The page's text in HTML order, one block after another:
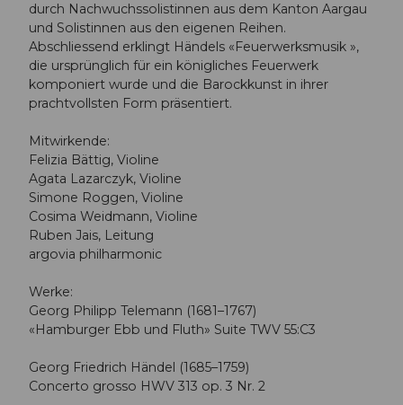
durch Nachwuchssolistinnen aus dem Kanton Aargau
und Solistinnen aus den eigenen Reihen.
Abschliessend erklingt Händels «Feuerwerksmusik »,
die ursprünglich für ein königliches Feuerwerk
komponiert wurde und die Barockkunst in ihrer
prachtvollsten Form präsentiert.
Mitwirkende:
Felizia Bättig, Violine
Agata Lazarczyk, Violine
Simone Roggen, Violine
Cosima Weidmann, Violine
Ruben Jais, Leitung
argovia philharmonic
Werke:
Georg Philipp Telemann (1681–1767)
«Hamburger Ebb und Fluth» Suite TWV 55:C3
Georg Friedrich Händel (1685–1759)
Concerto grosso HWV 313 op. 3 Nr. 2